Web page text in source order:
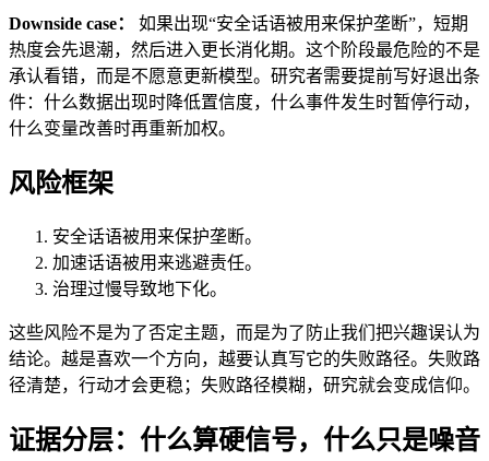
Downside case：
如果出现“安全话语被用来保护垄断”，短期
热度会先退潮，然后进入更长消化期。这个阶段最危险的不是
承认看错，而是不愿意更新模型。研究者需要提前写好退出条
件：什么数据出现时降低置信度，什么事件发生时暂停行动，
什么变量改善时再重新加权。
风险框架
安全话语被用来保护垄断。
加速话语被用来逃避责任。
治理过慢导致地下化。
这些风险不是为了否定主题，而是为了防止我们把兴趣误认为
结论。越是喜欢一个方向，越要认真写它的失败路径。失败路
径清楚，行动才会更稳；失败路径模糊，研究就会变成信仰。
证据分层：什么算硬信号，什么只是噪音